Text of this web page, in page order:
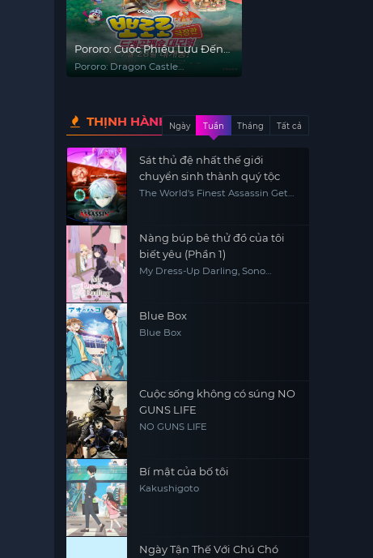
Pororo: Cuộc Phiêu Lưu Đến
Dinh Thự Rồng
Pororo: Dragon Castle
THỊNH HÀNHNgày Tuần Tháng Tất cả
Sát thủ đệ nhất thế giới
chuyển sinh thành quý tộc
The World's Finest Assassin Gets
Tensei suru
Nàng búp bê thử đồ của tôi
biết yêu (Phần 1)
My Dress-Up Darling, Sono
Blue Box
Blue Box
Cuộc sống không có súng NO
GUNS LIFE
NO GUNS LIFE
Bí mật của bố tôi
Kakushigoto
Ngày Tận Thế Với Chú Chó